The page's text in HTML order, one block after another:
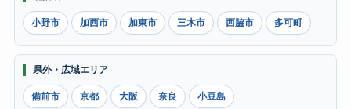
小野市
加西市 加東市 三木市 西脇市 多可町
県外・広域エリア
備前市
京都 大阪 奈良 小豆島